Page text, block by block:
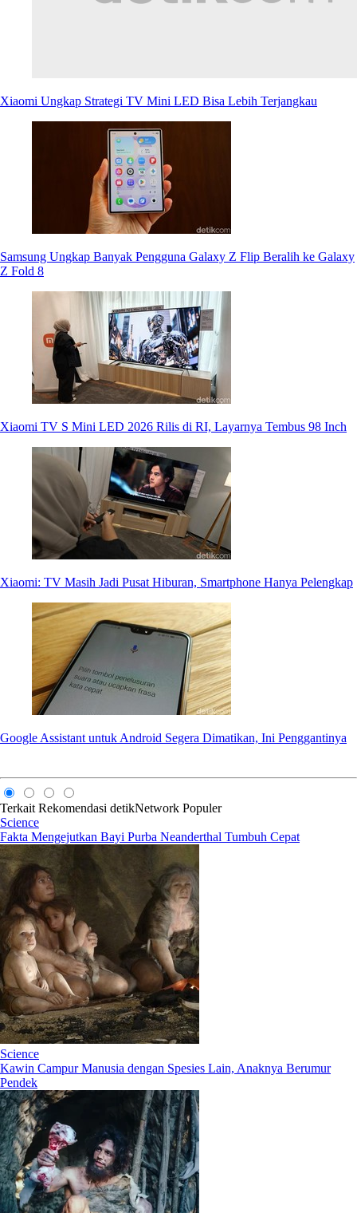
Xiaomi Ungkap Strategi TV Mini LED Bisa Lebih Terjangkau
Samsung Ungkap Banyak Pengguna Galaxy Z Flip Beralih ke Galaxy
Z Fold 8
Xiaomi TV S Mini LED 2026 Rilis di RI, Layarnya Tembus 98 Inch
Xiaomi: TV Masih Jadi Pusat Hiburan, Smartphone Hanya Pelengkap
Google Assistant untuk Android Segera Dimatikan, Ini Penggantinya
Terkait Rekomendasi detikNetwork Populer
Science
Fakta Mengejutkan Bayi Purba Neanderthal Tumbuh Cepat
Science
Kawin Campur Manusia dengan Spesies Lain, Anaknya Berumur
Pendek